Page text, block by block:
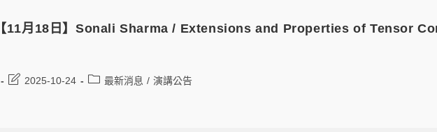
【11月18日】Sonali Sharma / Extensions and Properties of Tensor
2025-10-24 最新消息 / 演講公告